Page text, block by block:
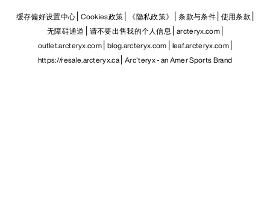
缓存偏好设置中心 Cookies政策 《隐私政策》 条款与条件 使用条款
无障碍通道
请不要出售我的个人信息 arcteryx.com
outlet.arcteryx.com blog.arcteryx.com leaf.arcteryx.com
https://resale.arcteryx.ca Arc'teryx - an Amer Sports Brand